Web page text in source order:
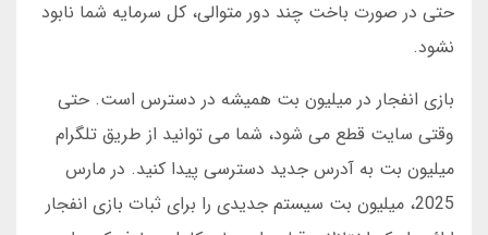
حتی در صورت باخت چند دور متوالی، کل سرمایه شما نابود
نشود.
بازی انفجار در میلیون بت همیشه در دسترس است. حتی
وقتی سایت قطع می شود، شما می توانید از طریق تلگرام
میلیون بت به آدرس جدید دسترسی پیدا کنید. در مارس
2025، میلیون بت سیستم جدیدی را برای ثبات بازی انفجار